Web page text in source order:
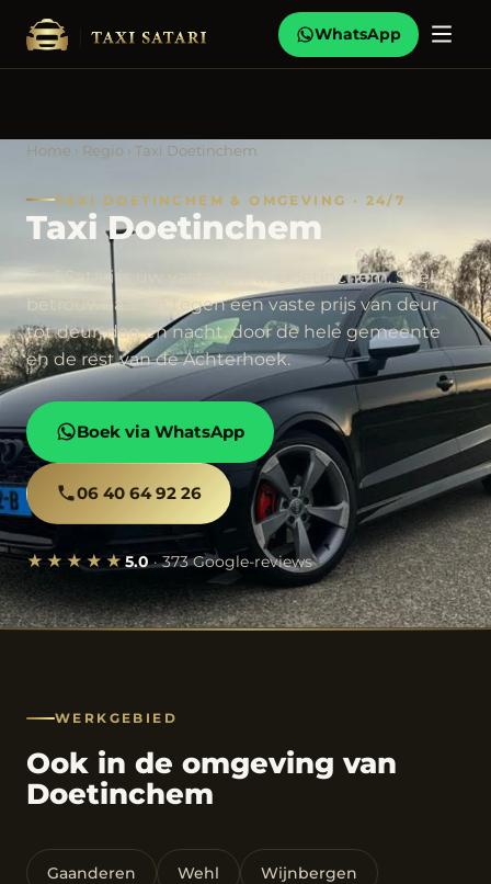
WhatsApp
Home › Regio › Taxi Doetinchem
TAXI DOETINCHEM & OMGEVING · 24/7
Taxi Doetinchem
Taxi Satari is uw vaste taxi in Doetinchem. Snel,
betrouwbaar en tegen een vaste prijs van deur
tot deur, dag en nacht, door de hele gemeente
en de rest van de Achterhoek.
Boek via WhatsApp
06 40 64 92 26
★★★★★ 5.0· 373 Google-reviews
WERKGEBIED
Ook in de omgeving van
Doetinchem
Gaanderen Wehl Wijnbergen